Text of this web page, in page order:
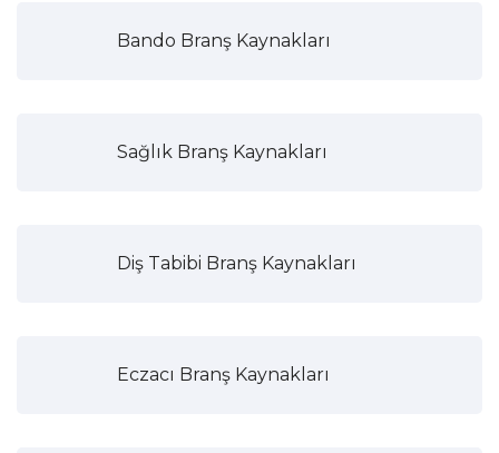
Bando Branş Kaynakları
Sağlık Branş Kaynakları
Diş Tabibi Branş Kaynakları
Eczacı Branş Kaynakları